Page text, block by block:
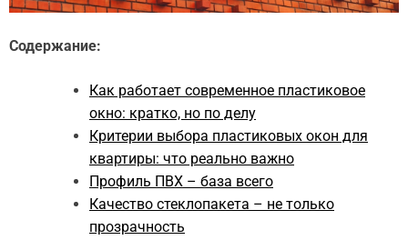
Содержание:
Как работает современное пластиковое
окно: кратко, но по делу
Критерии выбора пластиковых окон для
квартиры: что реально важно
Профиль ПВХ – база всего
Качество стеклопакета – не только
прозрачность